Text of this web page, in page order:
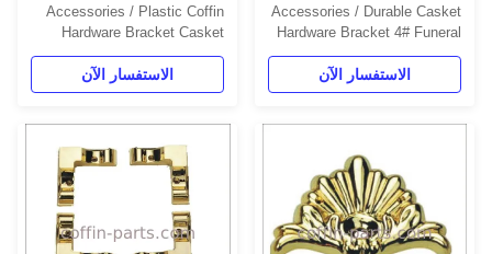
Accessories / Durable Casket
Hardware Bracket 4# Funeral
Accessories Specification: 1.
Item Name: Bracket 4#- Gold
2. Material: Plastic (PP) 3.
30 days after the order
confirmed 5. Payment Term:
TT, L/C 6. MOQ: 10000 ...
الاستفسار الآن
Accessories / Plastic Coffin
Hardware Bracket Casket
Accessories Parameters 1.
Item Name: Bracket 5#- long
2. Material: Plastic (PP) 3.
30 days after the order
confirmed 5. Payment Term:
TT, L/C 6. MOQ: 10000 Pcs
الاستفسار الآن